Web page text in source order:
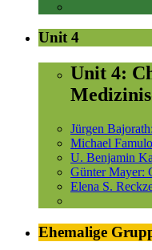
Unit 4
Unit 4:
Jürgen
Michael
U. Benjamin
Günter Mayer:
Elena S.
Ehemalige